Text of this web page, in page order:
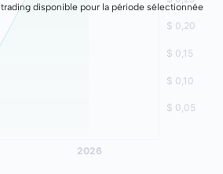
disponible pour la période sélectionnée